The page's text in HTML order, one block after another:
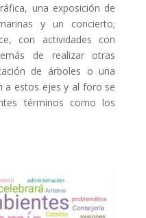
una exposición de
y un concierto;
con actividades con
de realizar otras
de árboles o una
a estos ejes y al foro se
términos como los